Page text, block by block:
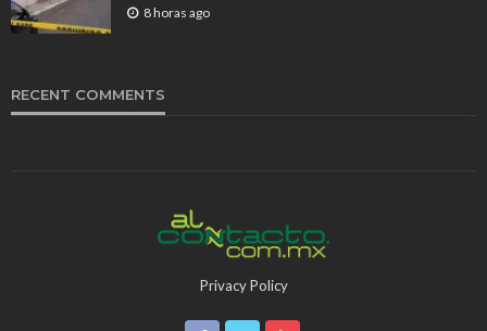
8 horas ago
RECENT COMMENTS
Privacy Policy